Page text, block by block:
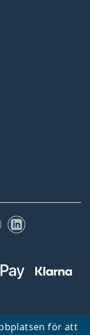
för att
YouTubeLinkedIn